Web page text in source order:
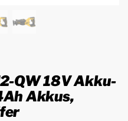
QW 18V Akku-
Akkus,